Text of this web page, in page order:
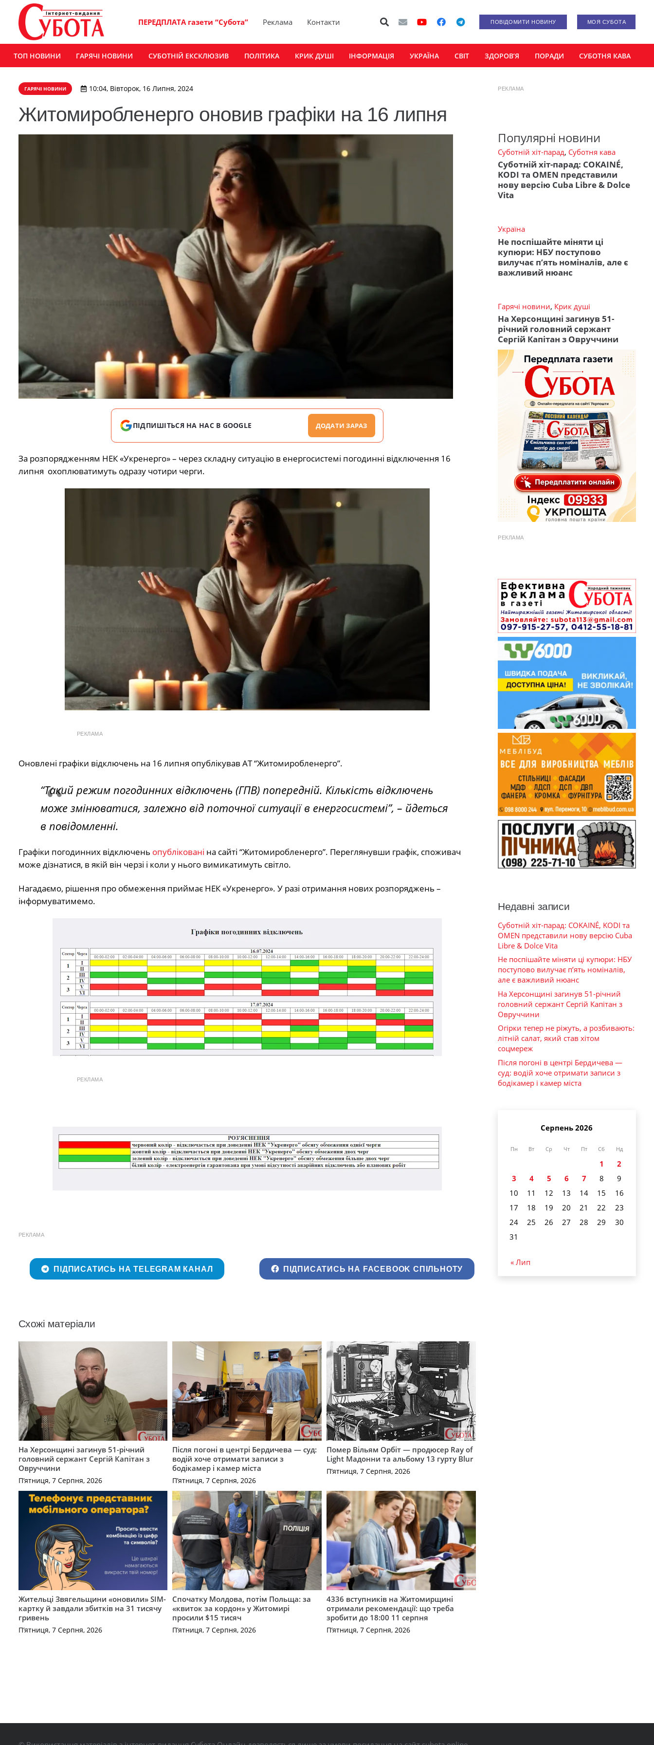
ПЕРЕДПЛАТА газети “Субота” Реклама Контакти ПОВІДОМИТИ НОВИНУ МОЯ СУБОТА
ТОП НОВИНИ ГАРЯЧІ НОВИНИ СУБОТНІЙ ЕКСКЛЮЗИВ ПОЛІТИКА КРИК ДУШІ ІНФОРМАЦІЯ УКРАЇНА СВІТ ЗДОРОВ’Я ПОРАДИ СУБОТНЯ КАВА
ГАРЯЧІ НОВИНИ 10:04, Вівторок, 16 Липня, 2024
Житомиробленерго оновив графіки на 16 липня
ПІДПИШІТЬСЯ НА НАС В GOOGLE ДОДАТИ ЗАРАЗ
За розпорядженням НЕК «Укренерго» – через складну ситуацію в енергосистемі погодинні відключення 16
липня охоплюватимуть одразу чотири черги.
РЕКЛАМА
Оновлені графіки відключень на 16 липня опублікував АТ “Житомиробленерго”.
“Такий режим погодинних відключень (ГПВ) попередній. Кількість відключень
може змінюватися, залежно від поточної ситуації в енергосистемі”, – йдеться
в повідомленні.
Графіки погодинних відключень опубліковані на сайті “Житомиробленерго”. Переглянувши графік, споживач
може дізнатися, в якій він черзі і коли у нього вимикатимуть світло.
Нагадаємо, рішення про обмеження приймає НЕК «Укренерго». У разі отримання нових розпоряджень –
інформуватимемо.
РЕКЛАМА
РЕКЛАМА
ПІДПИСАТИСЬ НА TELEGRAM КАНАЛ ПІДПИСАТИСЬ НА FACEBOOK СПІЛЬНОТУ
Схожі матеріали
На Херсонщині загинув 51-річний
головний сержант Сергій Капітан з
Овруччини
П’ятниця, 7 Серпня, 2026
Після погоні в центрі Бердичева — суд:
водій хоче отримати записи з
бодікамер і камер міста
П’ятниця, 7 Серпня, 2026
Помер Вільям Орбіт — продюсер Ray of
Light Мадонни та альбому 13 гурту Blur
П’ятниця, 7 Серпня, 2026
Жительці Звягельщини «оновили» SIM-
картку й завдали збитків на 31 тисячу
гривень
П’ятниця, 7 Серпня, 2026
Спочатку Молдова, потім Польща: за
«квиток за кордон» у Житомирі
просили $15 тисяч
П’ятниця, 7 Серпня, 2026
4336 вступників на Житомирщині
отримали рекомендації: що треба
зробити до 18:00 11 серпня
П’ятниця, 7 Серпня, 2026
РЕКЛАМА
Популярні новини
Суботній хіт-парад, Суботня кава
Суботній хіт-парад: COKAINÉ,
KODI та OMEN представили
нову версію Cuba Libre & Dolce
Vita
Україна
Не поспішайте міняти ці
купюри: НБУ поступово
вилучає п’ять номіналів, але є
важливий нюанс
Гарячі новини, Крик душі
На Херсонщині загинув 51-
річний головний сержант
Сергій Капітан з Овруччини
РЕКЛАМА
Недавні записи
Суботній хіт-парад: COKAINÉ, KODI та
OMEN представили нову версію Cuba
Libre & Dolce Vita
Не поспішайте міняти ці купюри: НБУ
поступово вилучає п’ять номіналів,
але є важливий нюанс
На Херсонщині загинув 51-річний
головний сержант Сергій Капітан з
Овруччини
Огірки тепер не ріжуть, а розбивають:
літній салат, який став хітом
соцмереж
Після погоні в центрі Бердичева —
суд: водій хоче отримати записи з
бодікамер і камер міста
Серпень 2026
Пн Вт Ср Чт Пт Сб Нд
1
2
3
4 5 6 7 8
9
10
11 12 13 14 15
16
17
18 19 20 21 22
23
24
25 26 27 28 29
30
31
« Лип